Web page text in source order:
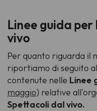
Linee guida
vivo
Per quanto riguarda il
riportiamo di seguito
contenute nelle Linee
maggio) relative
Spettacoli dal vivo.